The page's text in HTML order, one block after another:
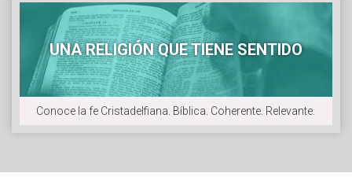
UNA RELIGIÓN QUE TIENE SENTIDO
Conoce la fe Cristadelfiana. Bíblica. Coherente. Relevante.